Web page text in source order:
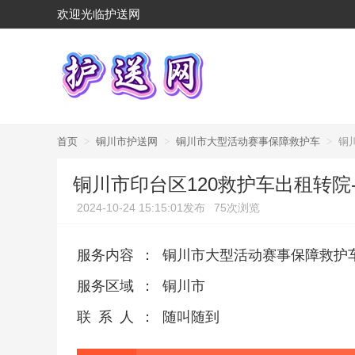
欢迎光临护送网
首页 > 铜川市护送网 > 铜川市大型活动赛事保障救护车 > 铜
铜川市印台区120救护车出租转
2024-10-24 15:15:01发布 75次浏览
服务内容 ：
铜川市大型活动赛事保障救护
服务区域
：
铜川市
联系人
： 随叫随到